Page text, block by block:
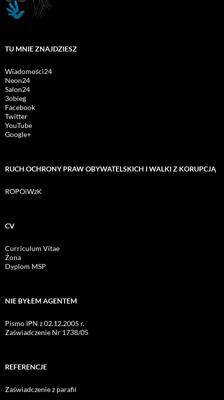
TU MNIE ZNAJDZIESZ
Wiadomości24
Neon24
Salon24
3obieg
Facebook
Twitter
YouTube
Google+
RUCH OCHRONY PRAW OBYWATELSKICH I WALKI Z KORUPCJĄ
ROPOiWzK
CV
Curriculum Vitae
Żona
Dyplom MSP
NIE BYŁEM AGENTEM
Pismo IPN z 02.12.2005 r.
Zaświadczenie Nr 1738/05
REFERENCJE
Zaświadczenie z parafii